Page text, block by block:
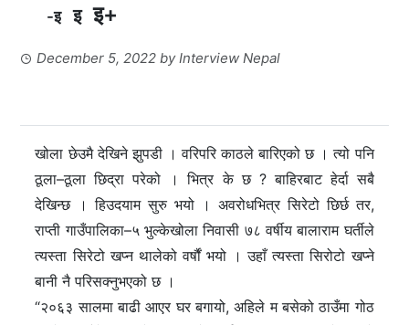
-इ इ इ+
December 5, 2022 byInterview Nepal
खोला छेउमै देखिने झुपडी । वरिपरि काठले बारिएको छ । त्यो पनि
ठूला–ठूला छिद्रा परेको । भित्र के छ ? बाहिरबाट हेर्दा सबै
देखिन्छ । हिउदयाम सुरु भयो । अवरोधभित्र सिरेटो छिर्छ तर,
राप्ती गाउँपालिका–५ भुल्केखोला निवासी ७८ वर्षीय बालाराम घर्तीले
त्यस्ता सिरेटो खप्न थालेको वर्षौं भयो । उहाँ त्यस्ता सिरोटो खप्ने
बानी नै परिसक्नुभएको छ ।
“२०६३ सालमा बाढी आएर घर बगायो, अहिले म बसेको ठाउँमा गोठ